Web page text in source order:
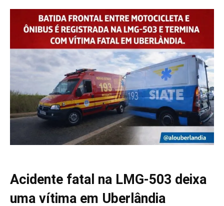
Acidente fatal na LMG-503 deixa
uma vítima em Uberlândia